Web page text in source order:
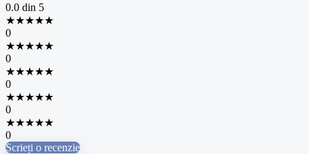
0.0 din 5
★★★★★
0
★★★★★
0
★★★★★
0
★★★★★
0
★★★★★
0
Scrieți o recenzie